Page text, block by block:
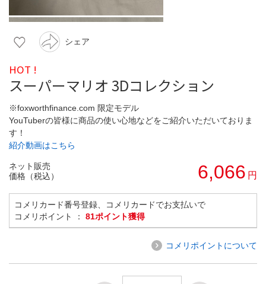
シェア
HOT !
スーパーマリオ 3Dコレクション
※foxworthfinance.com 限定モデル
YouTuberの皆様に商品の使い心地などをご紹介いただいておりま
す！
紹介動画はこちら
ネット販売
価格（税込）
6,066 円
コメリカード番号登録、コメリカードでお支払いで
コメリポイント ： 81ポイント獲得
コメリポイントについて